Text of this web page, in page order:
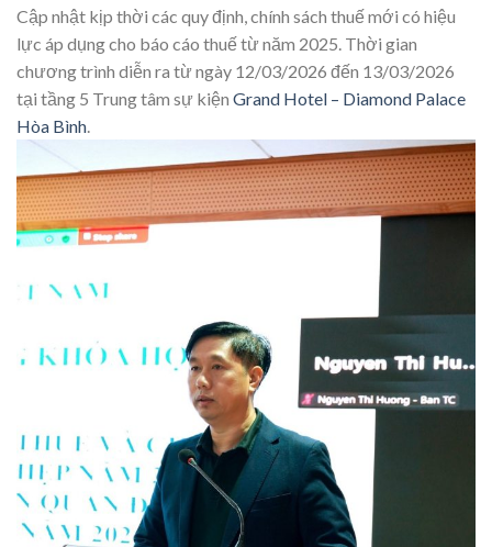
Cập nhật kịp thời các quy định, chính sách thuế mới có hiệu
lực áp dụng cho báo cáo thuế từ năm 2025. Thời gian
chương trình diễn ra từ ngày 12/03/2026 đến 13/03/2026
tại tầng 5 Trung tâm sự kiện Grand Hotel – Diamond Palace
Hòa Bình